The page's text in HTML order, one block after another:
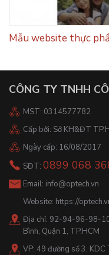
Mẫu website thực
CÔNG TY TNHH
MST: 0314577782
Cấp bởi: Sở KH&ĐT
Ngày cấp: 16/08/2017
SĐT: 0899 068
Email: info@optech.vn
Website: https://
Địa chỉ: 92-94-96-98-
Bình, Quận 1, TP.HCM
VP: 49 đường số 3,